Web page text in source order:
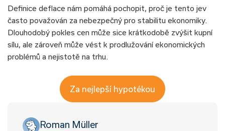
Definice deflace nám pomáhá pochopit, proč je tento jev
často považován za nebezpečný pro stabilitu ekonomiky.
Dlouhodobý pokles cen může sice krátkodobě zvýšit kupní
sílu, ale zároveň může vést k prodlužování ekonomických
problémů a nejistotě na trhu.
Za nejlepší hypotékou
Roman Müller